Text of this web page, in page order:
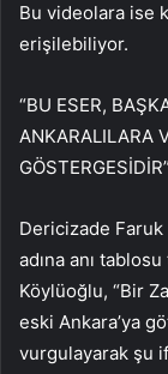
Bu videolara ise
erişilebiliyor.
“BU ESER,
ANKARALILARA
GÖSTERGESİDİR”
Dericizade Faruk
adına anı
Köylüoğlu, “Bir
eski Ankara’ya
vurgulayarak şu